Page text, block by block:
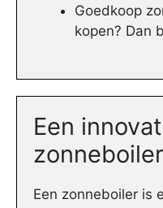
Goedkoop
kopen? Dan
Een
zonneboiler
Een zonneboiler is